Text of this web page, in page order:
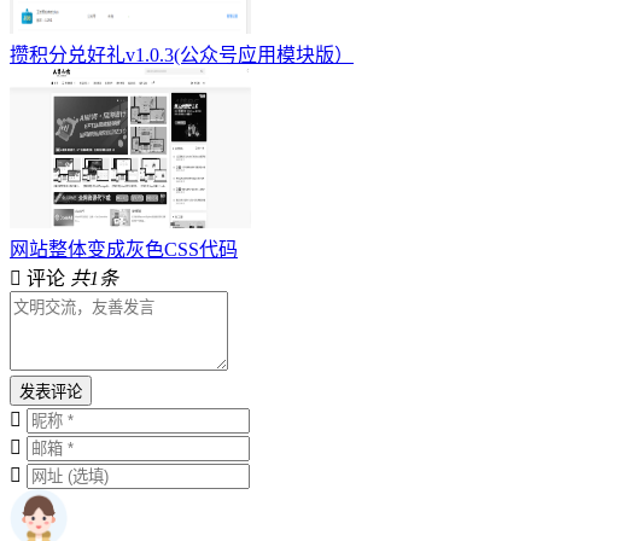
攒积分兑好礼v1.0.3(公众号应用模块版）
网站整体变成灰色CSS代码
评论 共1条
发表评论